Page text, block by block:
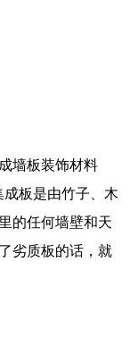
墙板装饰材料
板是由竹子、木
的任何墙壁和天
劣质板的话，就